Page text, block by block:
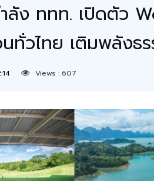
ง ททท. เปิดตัว
ทั่วไทย เติมพลังธ
Views : 607